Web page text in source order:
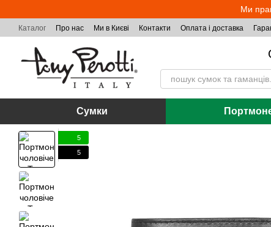
Ми
Каталог Про нас Ми в Києві Контакти Оплата і доставка
Сумки
5
5